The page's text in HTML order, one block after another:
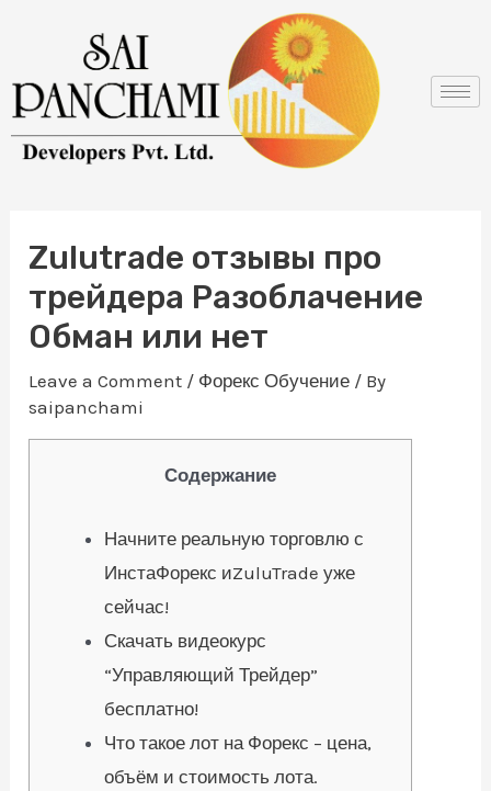
content
Zulutrade отзывы про
трейдера Разоблачение
Обман или нет
Leave a Comment / Форекс Обучение / By
saipanchami
Содержание
Начните реальную торговлю с
ИнстаФорекс иZuluTrade уже
сейчас!
Скачать видеокурс
“Управляющий Трейдер”
бесплатно!
Что такое лот на Форекс – цена,
объём и стоимость лота.
navigation